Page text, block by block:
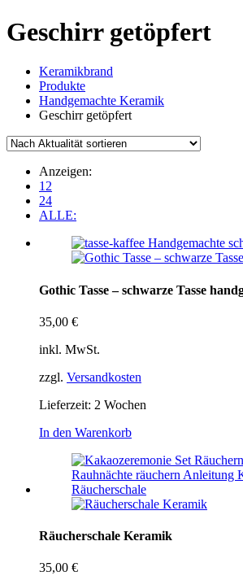
Geschirr getöpfert
Keramikbrand
Produkte
Handgemachte Keramik
Geschirr getöpfert
Anzeigen:
12
24
ALLE:
Gothic Tasse – schwarze Tasse
35,00 €
inkl. MwSt.
zzgl. Versandkosten
Lieferzeit: 2 Wochen
In den Warenkorb
Räucherschale Keramik
35,00 €